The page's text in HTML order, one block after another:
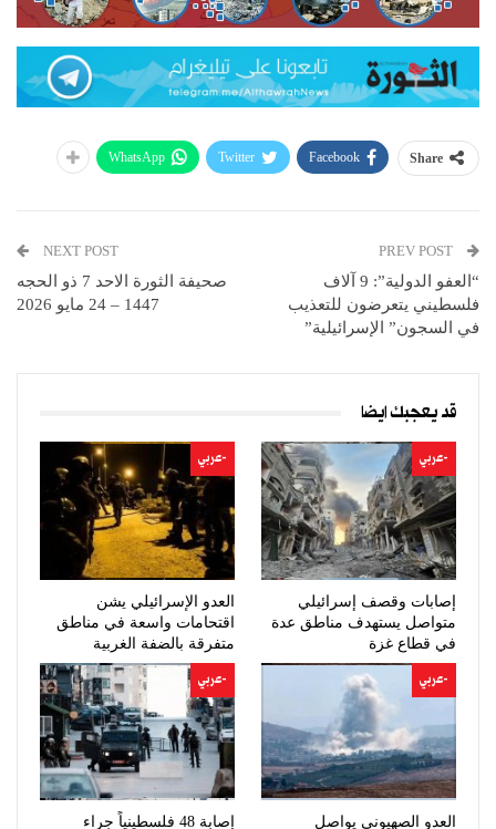
Share
Facebook
Twitter
WhatsApp
“العفو الدولية”: 9 آلاف
فلسطيني يتعرضون للتعذيب
في السجون” الإسرائيلية”
NEXT POST
صحيفة الثورة الاحد 7 ذو الحجه
1447 – 24 مايو 2026
قد يعجبك ايضا
-عربي
إصابات وقصف إسرائيلي
متواصل يستهدف مناطق عدة
في قطاع غزة
-عربي
العدو الإسرائيلي يشن
اقتحامات واسعة في مناطق
متفرقة بالضفة الغربية
-عربي
العدو الصهيوني يواصل
-عربي
إصابة 48 فلسطينياً جراء